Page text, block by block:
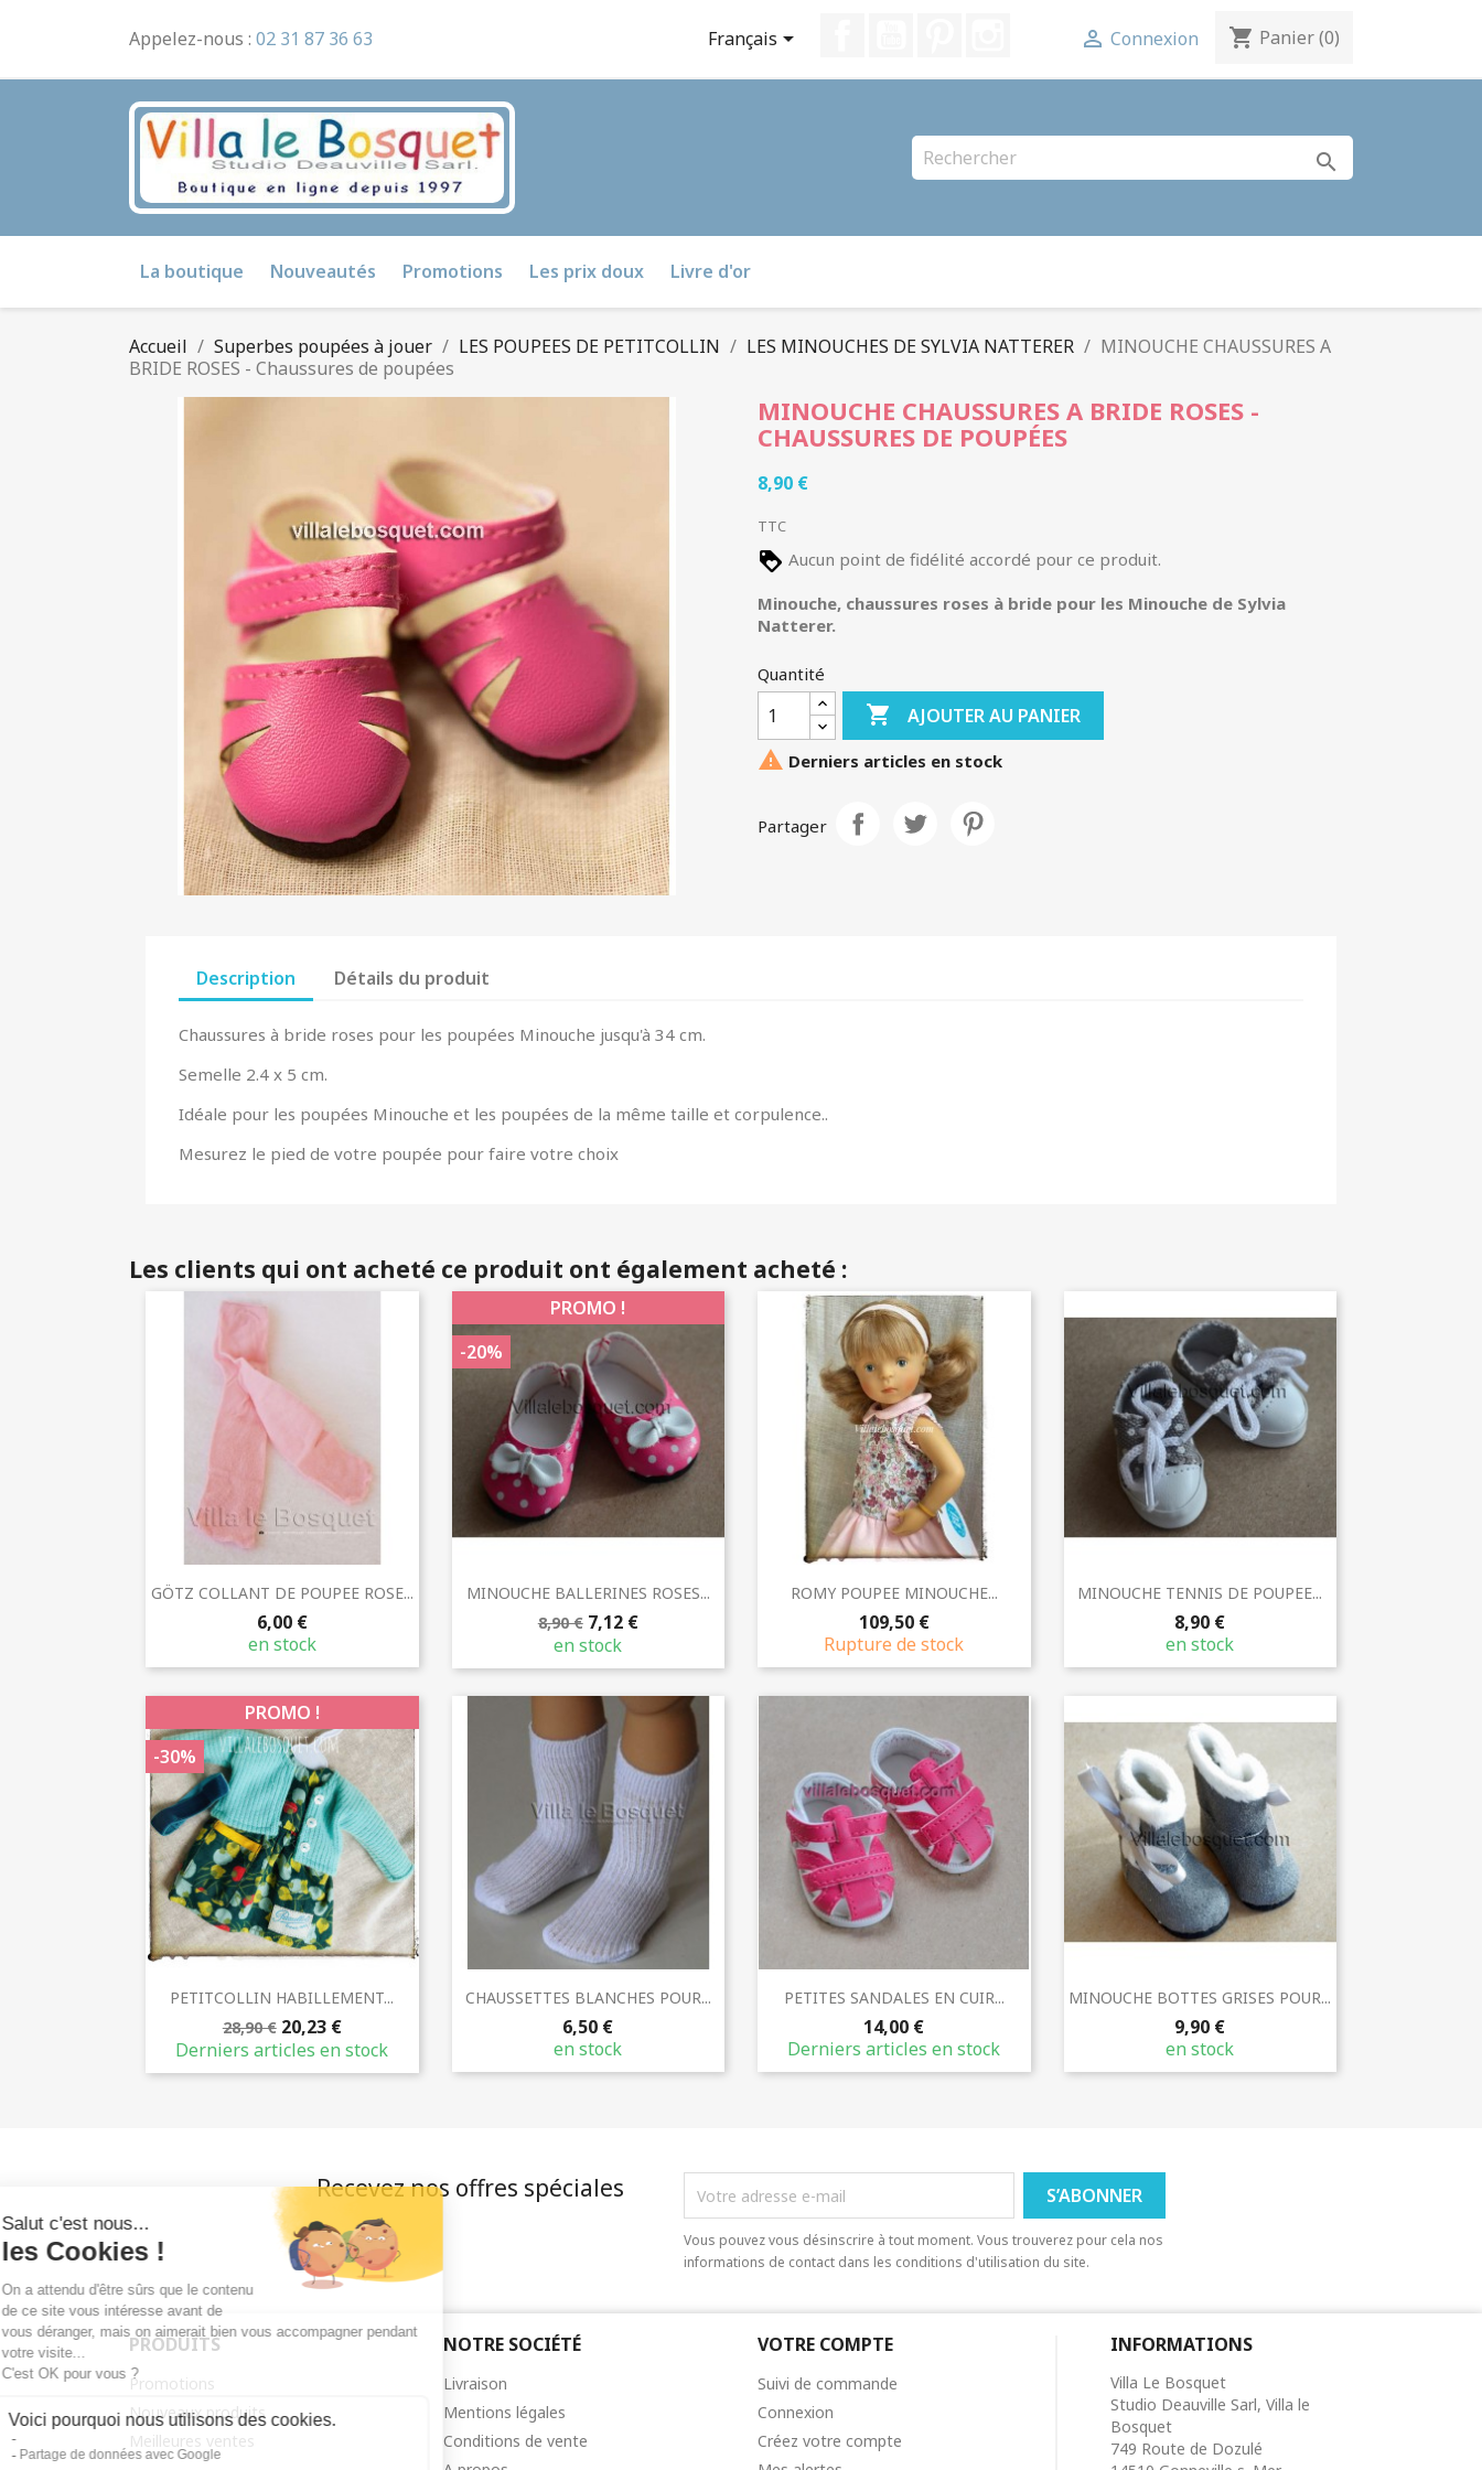
Appelez-nous : 02 31 87 36 63 Français
Instagram
 Connexion shopping_cart Panier(0)
search
La boutique Nouveautés Promotions Les prix doux Livre d'or
Accueil Superbes poupées à jouer LES POUPEES DE PETITCOLLIN LES MINOUCHES DE SYLVIA NATTERER
MINOUCHE CHAUSSURES A
BRIDE ROSES - Chaussures de poupées
MINOUCHE CHAUSSURES A BRIDE ROSES -
CHAUSSURES DE POUPÉES
8,90 €
TTC
Aucun point de fidélité accordé pour ce produit.
Minouche, chaussures roses à bride pour les Minouche de Sylvia
Natterer.
Quantité
 AJOUTER AU PANIER
 Derniers articles en stock
Partager
Description Détails du produit
Chaussures à bride roses pour les poupées Minouche jusqu'à 34 cm.
Semelle 2.4 x 5 cm.
Idéale pour les poupées Minouche et les poupées de la même taille et corpulence..
Mesurez le pied de votre poupée pour faire votre choix
Les clients qui ont acheté ce produit ont également acheté :
 Aperçu rapide
GÖTZ COLLANT DE POUPEE ROSE...
6,00 €
en stock
Aperçu rapide
MINOUCHE BALLERINES ROSES...
8,90 € 7,12 €
en stock
PROMO !
-20%
Aperçu rapide
ROMY POUPEE MINOUCHE...
109,50 €
Rupture de stock
Aperçu rapide
MINOUCHE TENNIS DE POUPEE...
8,90 €
en stock
Aperçu rapide
PETITCOLLIN HABILLEMENT...
28,90 € 20,23 €
Derniers articles en stock
PROMO !
-30%
Aperçu rapide
CHAUSSETTES BLANCHES POUR...
6,50 €
en stock
 Aperçu rapide
PETITES SANDALES EN CUIR...
14,00 €
Derniers articles en stock
 Aperçu rapide
MINOUCHE BOTTES GRISES POUR...
9,90 €
en stock
Recevez nos offres spéciales
Vous pouvez vous désinscrire à tout moment. Vous trouverez pour cela nos
informations de contact dans les conditions d'utilisation du site.
PRODUITS
Promotions
Nouveaux produits
Meilleures ventes
NOTRE SOCIÉTÉ
Livraison
Mentions légales
Conditions de vente
VOTRE COMPTE
Suivi de commande
Connexion
Créez votre compte
INFORMATIONS
Villa Le Bosquet
Studio Deauville Sarl, Villa le
Bosquet
749 Route de Dozulé